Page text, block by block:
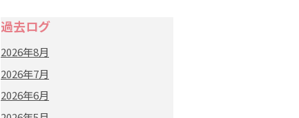
過去ログ
2026年8月
2026年7月
2026年6月